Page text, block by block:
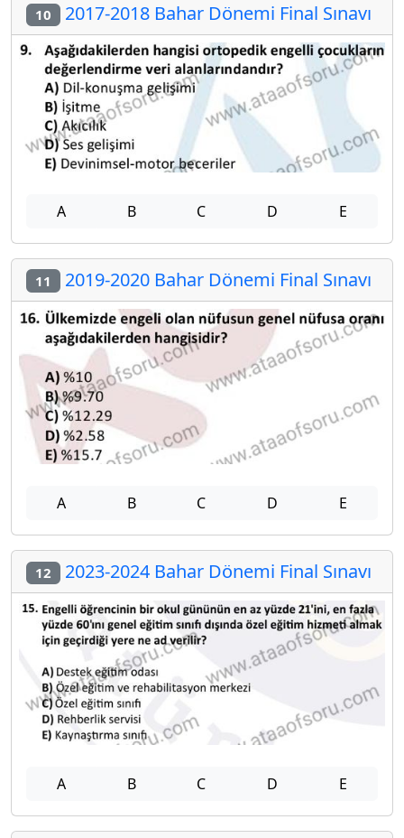
10 2017-2018 Bahar Dönemi Final Sınavı
A B C D E
11 2019-2020 Bahar Dönemi Final Sınavı
A B C D E
12 2023-2024 Bahar Dönemi Final Sınavı
A B C D E